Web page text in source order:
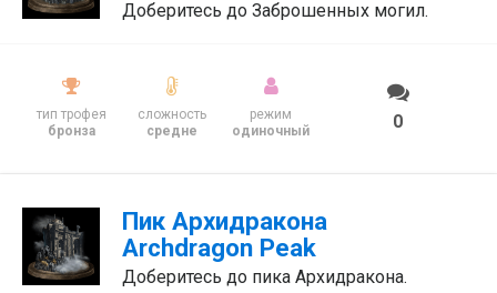
Доберитесь до Заброшенных могил.
тип трофея
бронза
сложность
средне
режим
одиночный
0
Пик Архидракона
Archdragon Peak
Доберитесь до пика Архидракона.